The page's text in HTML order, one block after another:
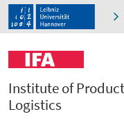
Institute of
Logistics